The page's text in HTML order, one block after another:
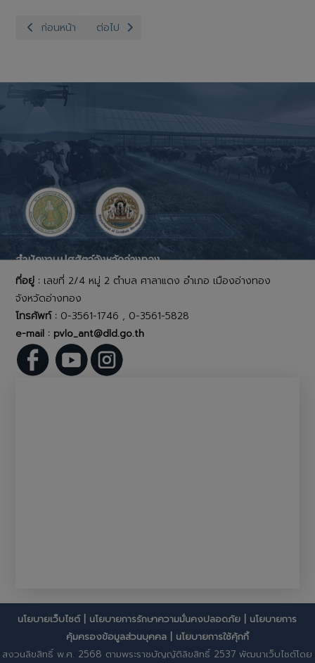
เนื้อหาก่อนหน้า: สำนักงานปศุสัตว์จังหวัดอ่างทอง กลุ่มส่งเสริมและ
ก่อนหน้า เนื้อหาถัดไป: สำนักงานปศุสัตว์จังหวัดอ่างทอง กลุ่
ต่อไป
สำนักงานปศุสัตว์จังหวัดอ่างทอง
ที่อยู่ : เลขที่ 2/4 หมู่ 2 ตำบล ศาลาแดง อำเภอ เมืองอ่างทอง
จังหวัดอ่างทอง
โทรศัพท์ : 0-3561-1746 , 0-3561-5828
e-mail : pvlo_ant@dld.go.th
นโยบายเว็บไซต์| นโยบายการรักษาความมั่นคงปลอดภัย
นโยบายการ
คุ้มครองข้อมูลส่วนบุคคล| นโยบายการใช้คุ้กกี้
สงวนลิขสิทธิ์ พ.ศ. 2568 ตามพระราชบัญญัติลิขสิทธิ์ 2537 พัฒนาเว็บไซต์โดย